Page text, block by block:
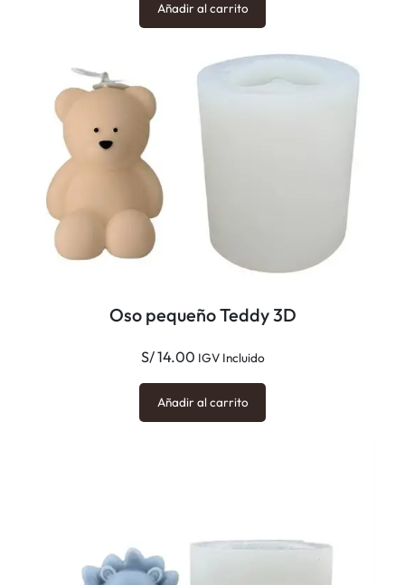
Añadir al carrito
Oso pequeño Teddy 3D
S/14.00 IGV Incluido
Añadir al carrito